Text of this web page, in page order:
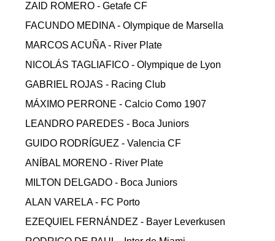
ZAID ROMERO - Getafe CF
FACUNDO MEDINA - Olympique de Marsella
MARCOS ACUÑA - River Plate
NICOLÁS TAGLIAFICO - Olympique de Lyon
GABRIEL ROJAS - Racing Club
MÁXIMO PERRONE - Calcio Como 1907
LEANDRO PAREDES - Boca Juniors
GUIDO RODRÍGUEZ - Valencia CF
ANÍBAL MORENO - River Plate
MILTON DELGADO - Boca Juniors
ALAN VARELA - FC Porto
EZEQUIEL FERNÁNDEZ - Bayer Leverkusen